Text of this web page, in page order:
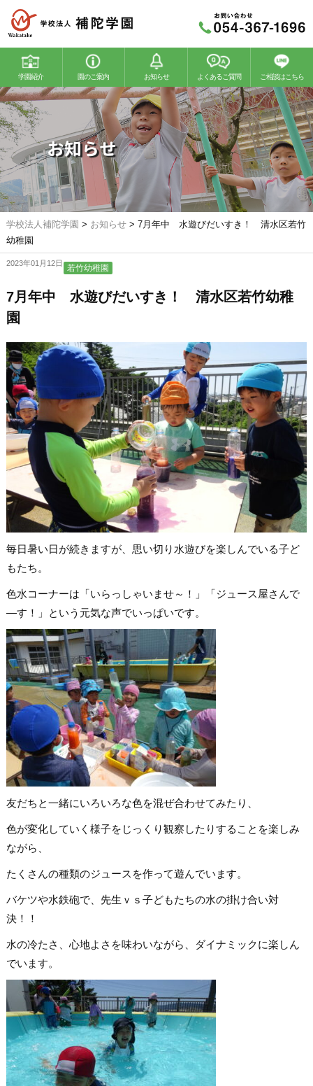
学園紹介 園のご案内
若竹幼稚園 若竹こどもの森
お知らせ よくあるご質問 ご相談はこちら
お知らせ
学校法人補陀学園 > お知らせ> 7月年中 水遊びだいすき！ 清水区若竹
幼稚園
2023年01月12日 若竹幼稚園
7月年中 水遊びだいすき！ 清水区若竹幼稚
園
毎日暑い日が続きますが、思い切り水遊びを楽しんでいる子ど
もたち。
色水コーナーは「いらっしゃいませ～！」「ジュース屋さんで
―す！」という元気な声でいっぱいです。
友だちと一緒にいろいろな色を混ぜ合わせてみたり、
色が変化していく様子をじっくり観察したりすることを楽しみ
ながら、
たくさんの種類のジュースを作って遊んでいます。
バケツや水鉄砲で、先生ｖｓ子どもたちの水の掛け合い対
決！！
水の冷たさ、心地よさを味わいながら、ダイナミックに楽しん
でいます。